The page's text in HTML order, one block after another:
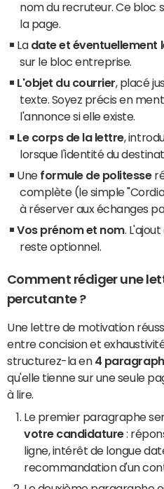
nom du recruteur. Ce bloc
la page.
La date et éventuellement
sur le bloc entreprise.
L'objet du courrier, placé
texte. Soyez précis en
l'annonce si elle existe.
Le corps de la lettre,
lorsque l'identité du
Une formule de politesse
complète (le simple
à réserver aux échanges
Vos prénom et nom.
reste optionnel.
Comment rédiger une
percutante ?
Une lettre de motivation
entre concision et
structurez-la en 4
qu'elle tienne sur une seule
à lire.
Le premier paragraphe
votre candidature:
ligne, intérêt de longue
recommandation d'un